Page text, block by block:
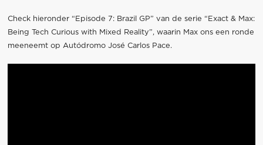
Check hieronder “Episode 7: Brazil GP” van de serie “Exact & Max:
Being Tech Curious with Mixed Reality”, waarin Max ons een ronde
meeneemt op Autódromo José Carlos Pace.